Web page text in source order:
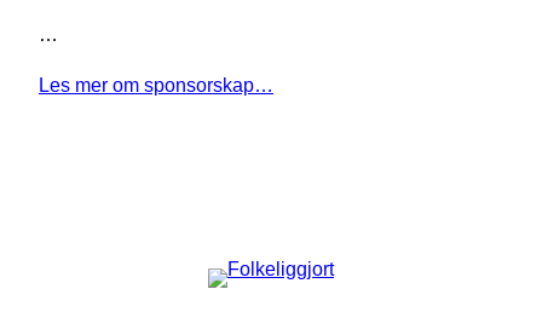
…
Les mer om sponsorskap…